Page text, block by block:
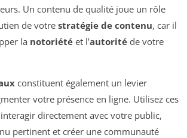
Un contenu de qualité joue un rôle
de votre stratégie de contenu, car il
la notoriété et l’autorité de votre
constituent également un levier
votre présence en ligne. Utilisez ces
directement avec votre public,
pertinent et créer une communauté